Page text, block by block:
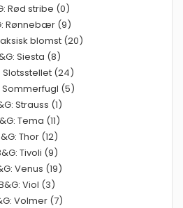
Rød stribe (0)
Rønnebær (9)
blomst (20)
Siesta (8)
Slotsstellet (24)
Sommerfugl (5)
Strauss (1)
Tema (11)
Thor (12)
Tivoli (9)
Venus (19)
Viol (3)
Volmer (7)